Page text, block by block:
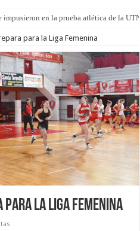
impusieron en la prueba atlética de la
años de Aníbal Sampayo
para la Liga Femenina
la Liga Femenina